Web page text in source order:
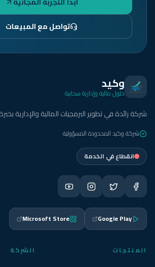
تواصل مع المبيعات
وكيد
حلول مالية وإدارية سحابية
شركة رائدة في تطوير البرمجيات المالية والإدارية بخبرة تزيد
شركة وكيد المحدودة المسؤولية
انقطاع في الخدمة
Google Play
Microsoft Store
المنتجات الشركة